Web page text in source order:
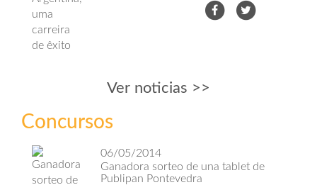
Ver noticias >>
Concursos
06/05/2014
Ganadora sorteo de una tablet de
Publipan Pontevedra